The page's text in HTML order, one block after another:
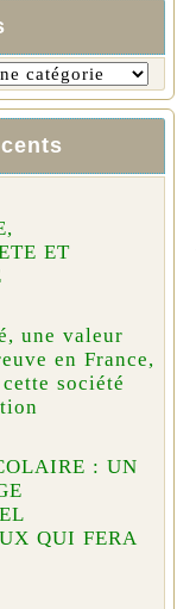
ET
une valeur
en France,
société
: UN
QUI FERA